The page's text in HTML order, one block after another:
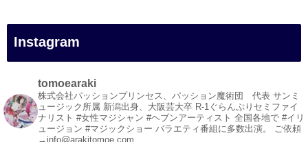
#旅行
#旅行動画
#一人旅
#観光スポット
#Travel
#ehime
Instagram
tomoearaki
株式会社パッションプリンセス、パッション魔術団 代表 サンミ
ュージック所属 新潟出身、大阪芸大卒 R-1ぐらんぷりセミファイ
ナリスト #女性マジシャン #ヘブンアーティスト 全国各地で #イリ
ュージョン #マジックショー バラエティ番組に多数出演。 ご依頼
→info@arakitomoe.com